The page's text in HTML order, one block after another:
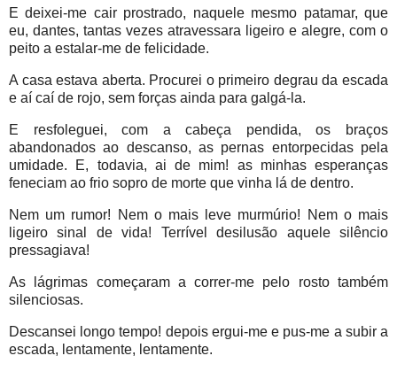
E deixei-me cair prostrado, naquele mesmo patamar, que
eu, dantes, tantas vezes atravessara ligeiro e alegre, com o
peito a estalar-me de felicidade.
A casa estava aberta. Procurei o primeiro degrau da escada
e aí caí de rojo, sem forças ainda para galgá-la.
E resfoleguei, com a cabeça pendida, os braços
abandonados ao descanso, as pernas entorpecidas pela
umidade. E, todavia, ai de mim! as minhas esperanças
feneciam ao frio sopro de morte que vinha lá de dentro.
Nem um rumor! Nem o mais leve murmúrio! Nem o mais
ligeiro sinal de vida! Terrível desilusão aquele silêncio
pressagiava!
As lágrimas começaram a correr-me pelo rosto também
silenciosas.
Descansei longo tempo! depois ergui-me e pus-me a subir a
escada, lentamente, lentamente.